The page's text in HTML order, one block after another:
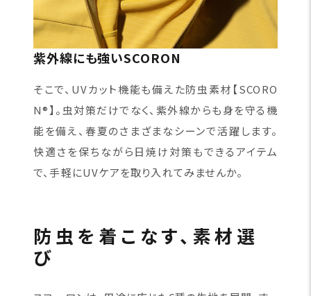
紫外線にも強いSCORON
そこで、UVカット機能も備えた防虫素材【SCORO
N®】。虫対策だけでなく、紫外線からも身を守る機
能を備え、春夏のさまざまなシーンで活躍します。
快適さを保ちながら日焼け対策もできるアイテム
で、手軽にUVケアを取り入れてみませんか。
防虫を着こなす、素材選
び